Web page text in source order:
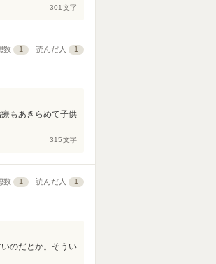
301 文字
数 1 読んだ人 1
もあきらめて子供
315文字
数 1 読んだ人 1
のだとか。そうい